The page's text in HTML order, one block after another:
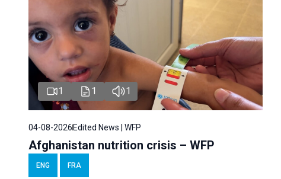
1 1 1
04-08-2026Edited News | WFP
Afghanistan nutrition crisis – WFP
ENG FRA